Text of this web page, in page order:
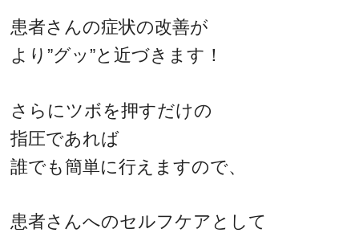
患者さんの症状の改善が
より”グッ”と近づきます！
さらにツボを押すだけの
指圧であれば
誰でも簡単に行えますので、
患者さんへのセルフケアとして